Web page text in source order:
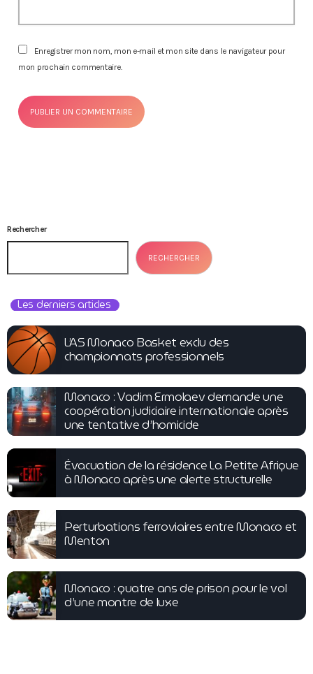
Enregistrer mon nom, mon e-mail et mon site dans le navigateur pour
mon prochain commentaire.
Rechercher
RECHERCHER
Les derniers articles
L’AS Monaco Basket exclu des
championnats professionnels
Monaco : Vadim Ermolaev demande une
coopération judiciaire internationale après
une tentative d’homicide
Évacuation de la résidence La Petite Afrique
à Monaco après une alerte structurelle
Perturbations ferroviaires entre Monaco et
Menton
Monaco : quatre ans de prison pour le vol
d’une montre de luxe